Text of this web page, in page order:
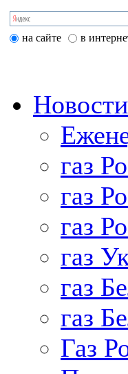
на сайте в
Новости
газ
газ
газ
газ
газ
газ
Газ